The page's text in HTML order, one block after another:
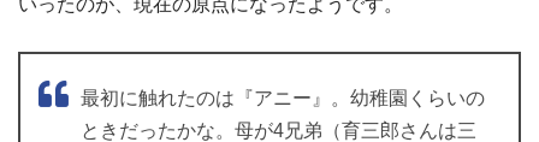
いったのが、現在の原点になったようです。
最初に触れたのは『アニー』。幼稚園くらいの
ときだったかな。母が4兄弟（育三郎さんは三